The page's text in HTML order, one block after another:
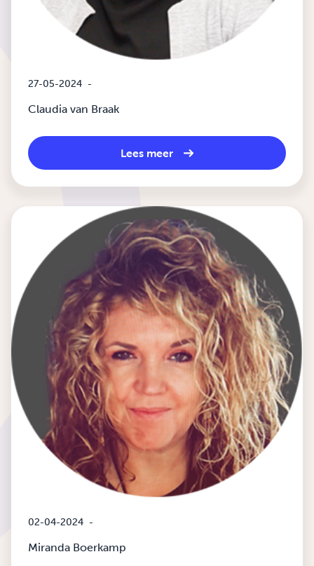
27-05-2024 -
Claudia van Braak
Lees meer
02-04-2024 -
Miranda Boerkamp